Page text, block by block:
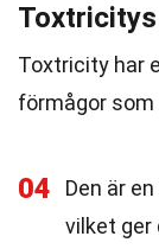
Toxtricity har
förmågor
04
Den är
vilket ger